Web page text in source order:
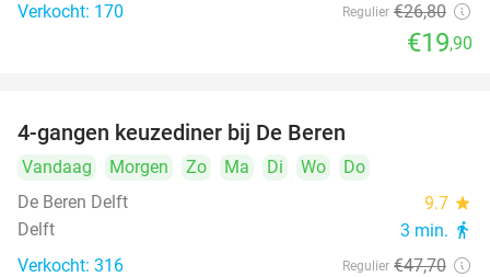
Verkocht: 170 Regulier €26,80
€19,90
4-gangen keuzediner bij De Beren
Vandaag Morgen Zo Ma Di Wo
Do
De Beren Delft
9.7 star
Delft 3 min. directions_walk
Verkocht: 316 Regulier €47,70